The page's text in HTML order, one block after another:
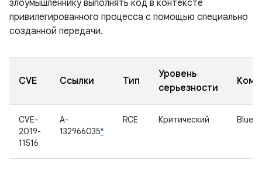
злоумышленнику выполнять код в контексте
привилегированного процесса с помощью специально
созданной передачи.
CVE Ссылки Тип
Уровень
серьезности
CVE-
2019-
11516
A-
132966035*
RCE Критический